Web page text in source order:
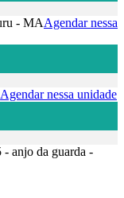
- MAAgendar nessa
Agendar nessa unidade
anjo da guarda -